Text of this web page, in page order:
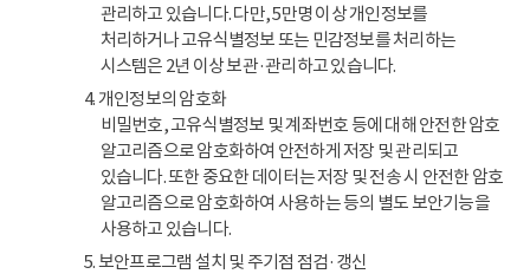
관리하고 있습니다. 다만, 5만명 이상 개인정보를
처리하거나 고유식별정보 또는 민감정보를 처리하는
시스템은 2년 이상 보관·관리하고 있습니다.
4. 개인정보의 암호화
비밀번호, 고유식별정보 및 계좌번호 등에 대해 안전한 암호
알고리즘으로 암호화하여 안전하게 저장 및 관리되고
있습니다. 또한 중요한 데이터는 저장 및 전송 시 안전한 암호
알고리즘으로 암호화하여 사용하는 등의 별도 보안기능을
사용하고 있습니다.
5. 보안프로그램 설치 및 주기점 점검·갱신